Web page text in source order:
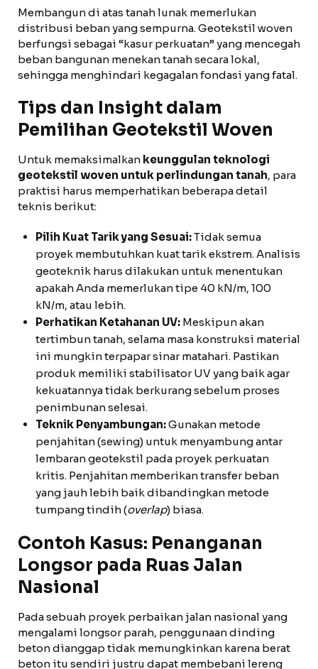
Membangun di atas tanah lunak memerlukan
distribusi beban yang sempurna. Geotekstil woven
berfungsi sebagai “kasur perkuatan” yang mencegah
beban bangunan menekan tanah secara lokal,
sehingga menghindari kegagalan fondasi yang fatal.
Tips dan Insight dalam
Pemilihan Geotekstil Woven
Untuk memaksimalkan keunggulan teknologi
geotekstil woven untuk perlindungan tanah, para
praktisi harus memperhatikan beberapa detail
teknis berikut:
Pilih Kuat Tarik yang Sesuai:Tidak semua
proyek membutuhkan kuat tarik ekstrem. Analisis
geoteknik harus dilakukan untuk menentukan
apakah Anda memerlukan tipe 40 kN/m, 100
kN/m, atau lebih.
Perhatikan Ketahanan UV: Meskipun akan
tertimbun tanah, selama masa konstruksi material
ini mungkin terpapar sinar matahari. Pastikan
produk memiliki stabilisator UV yang baik agar
kekuatannya tidak berkurang sebelum proses
penimbunan selesai.
Teknik Penyambungan:Gunakan metode
penjahitan (sewing) untuk menyambung antar
lembaran geotekstil pada proyek perkuatan
kritis. Penjahitan memberikan transfer beban
yang jauh lebih baik dibandingkan metode
tumpang tindih (overlap) biasa.
Contoh Kasus: Penanganan
Longsor pada Ruas Jalan
Nasional
Pada sebuah proyek perbaikan jalan nasional yang
mengalami longsor parah, penggunaan dinding
beton dianggap tidak memungkinkan karena berat
beton itu sendiri justru dapat membebani lereng